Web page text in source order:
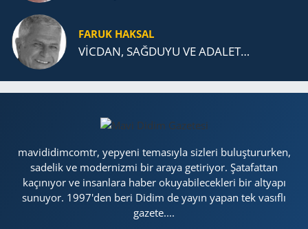
FARUK HAKSAL
VİCDAN, SAĞ­DU­YU VE ADA­LET…
mavididimcomtr, yepyeni temasıyla sizleri buluştururken,
sadelik ve modernizmi bir araya getiriyor. Şatafattan
kaçınıyor ve insanlara haber okuyabilecekleri bir altyapı
sunuyor. 1997'den beri Didim de yayın yapan tek vasıflı
gazete....